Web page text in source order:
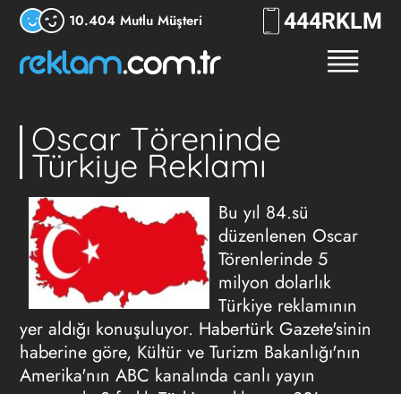
10.404 Mutlu Müşteri 444RKLM
Oscar Töreninde
Türkiye Reklamı
Bu yıl 84.sü
düzenlenen Oscar
Törenlerinde 5
milyon dolarlık
Türkiye reklamının
yer aldığı konuşuluyor. Habertürk Gazete'sinin
haberine göre, Kültür ve Turizm Bakanlığı'nın
Amerika'nın ABC kanalında canlı yayın